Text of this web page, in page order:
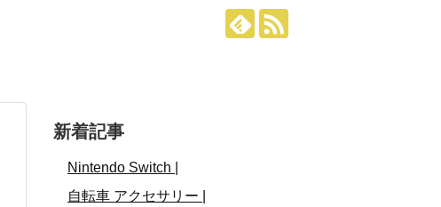
新着記事
Nintendo Switch |
自転車 アクセサリー |